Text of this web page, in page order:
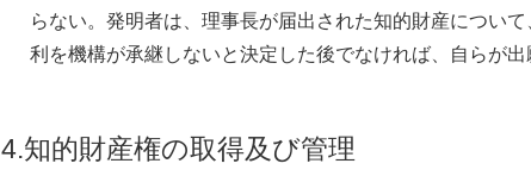
らない。発明者は、理事長が届出された知的財産につい
利を機構が承継しないと決定した後でなければ、自らが
4.知的財産権の取得及び管理